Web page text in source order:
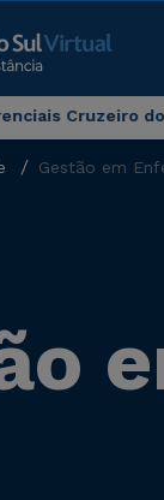
Cruzeiro
Gestão em